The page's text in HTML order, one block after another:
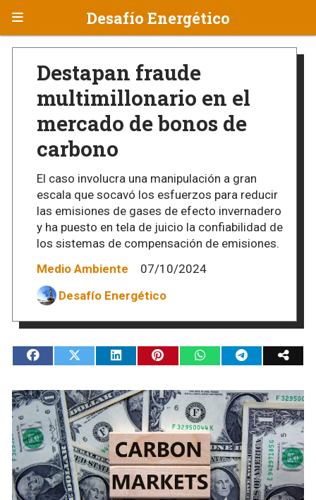
Desafío Energético
Destapan fraude
multimillonario en el
mercado de bonos de
carbono
El caso involucra una manipulación a gran
escala que socavó los esfuerzos para reducir
las emisiones de gases de efecto invernadero
y ha puesto en tela de juicio la confiabilidad de
los sistemas de compensación de emisiones.
Medio Ambiente
07/10/2024
Desafío Energético